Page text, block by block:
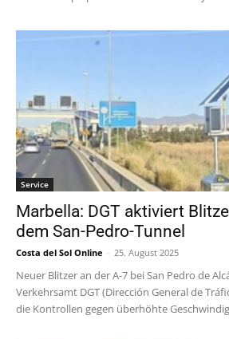
Service
Marbella: DGT aktiviert
dem San-Pedro-Tunnel
Costa del Sol Online - 25. August 2025
Neuer Blitzer an der A-7 bei San Pedro de
Verkehrsamt DGT (Dirección General de
die Kontrollen gegen überhöhte